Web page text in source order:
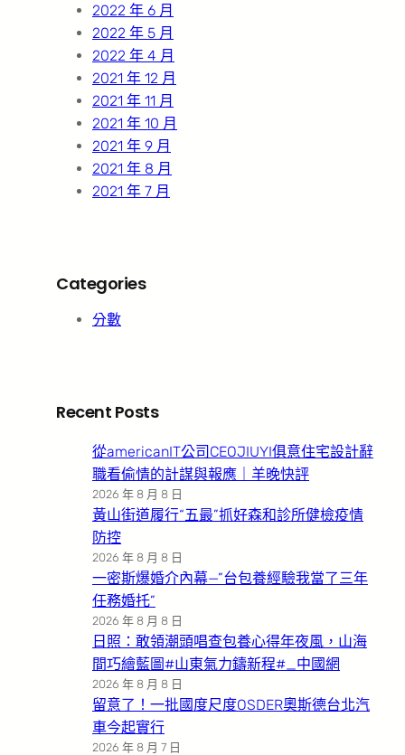
2022 年 6 月
2022 年 5 月
2022 年 4 月
2021 年 12 月
2021 年 11 月
2021 年 10 月
2021 年 9 月
2021 年 8 月
2021 年 7 月
Categories
分數
Recent Posts
從americanIT公司CEOJIUYI俱意住宅設計辭
職看偷情的計謀與報應｜羊晚快評
2026 年 8 月 8 日
黃山街道履行“五最”抓好森和診所健檢疫情
防控
2026 年 8 月 8 日
一密斯爆婚介內幕—”台包養經驗我當了三年
任務婚托”
2026 年 8 月 8 日
日照：敢領潮頭唱查包養心得年夜風，山海
間巧繪藍圖#山東氣力鑄新程#_中國網
2026 年 8 月 8 日
留意了！一批國度尺度OSDER奧斯德台北汽
車今起實行
2026 年 8 月 7 日